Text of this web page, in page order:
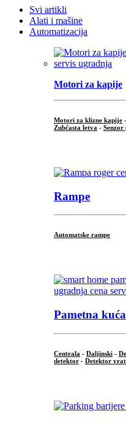
Svi artikli
Alati i mašine
Automatizacija
Motori za kapije
Motori za klizne kapije -
Zubčasta letva -
Rampe
Automatske rampe
Pametna
Centrala - Daljinski -
detektor - Detektor